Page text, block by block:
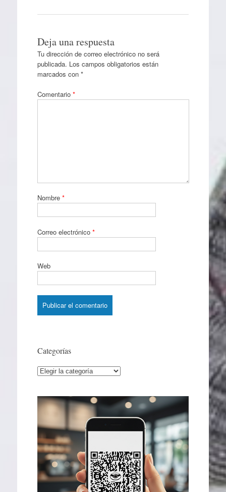
Deja una respuesta
Tu dirección de correo electrónico no será
publicada. Los campos obligatorios están
marcados con *
Comentario *
Nombre *
Correo electrónico *
Web
Categorías
Categorías